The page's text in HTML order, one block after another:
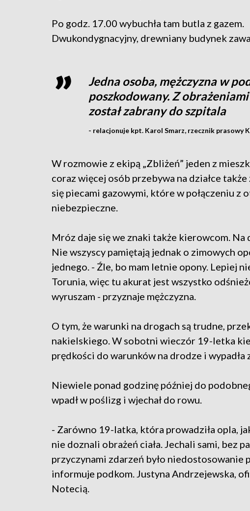
Po godz. 17.00 wybuchła tam butla z gazem.
Dwukondygnacyjny, drewniany budynek
Jedna osoba, mężczyzna w
poszkodowany. Z
został zabrany do szpitala
- relacjonuje kpt. Karol Smarz, rzecznik prasowy
W rozmowie z ekipą „Zbliżeń” jeden z
coraz więcej osób przebywa na działce
się piecami gazowymi, które w połączeniu
niebezpieczne.
Mróz daje się we znaki także kierowcom.
Nie wszyscy pamiętają jednak o zimowych
jednego. - Źle, bo mam letnie opony. Lepiej
Torunia, więc tu akurat jest wszystko
wyruszam - przyznaje mężczyzna.
O tym, że warunki na drogach są trudne,
nakielskiego. W sobotni wieczór 19-letka
prędkości do warunków na drodze i wypadła
Niewiele ponad godzinę później do
wpadł w poślizg i wjechał do rowu.
- Zarówno 19-latka, która prowadziła opla,
nie doznali obrażeń ciała. Jechali sami, bez
przyczynami zdarzeń było
informuje podkom. Justyna Andrzejewska,
Notecią.